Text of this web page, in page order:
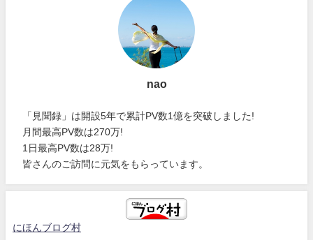
nao
「見聞録」は開設5年で累計PV数1億を突破しました!
月間最高PV数は270万!
1日最高PV数は28万!
皆さんのご訪問に元気をもらっています。
にほんブログ村